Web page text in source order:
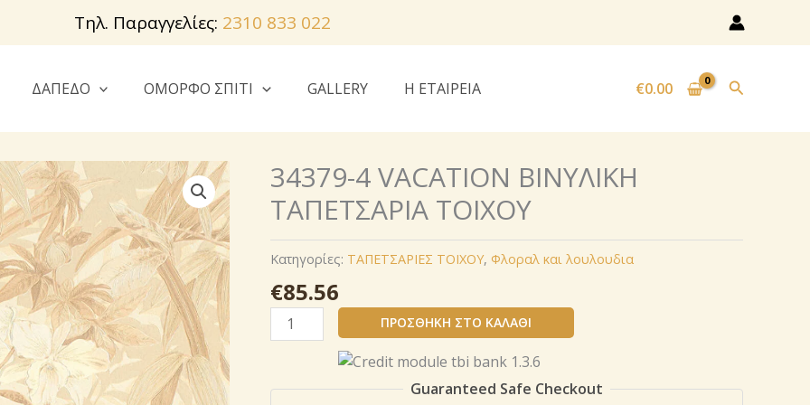
Τηλ. Παραγγελίες: 2310 833 022
ΔΑΠΕΔΟ ΟΜΟΡΦΟ ΣΠΙΤΙ GALLERY Η ΕΤΑΙΡΕΙΑ €0.00
34379-4 VACATION ΒΙΝΥΛΙΚΗ
ΤΑΠΕΤΣΑΡΙΑ ΤΟΙΧΟΥ
Κατηγορίες: ΤΑΠΕΤΣΑΡΙΕΣ ΤΟΙΧΟΥ, Φλοραλ και λουλουδια
€85.56
34379-
4
VACATION
ΒΙΝΥΛΙΚΗ
ΠΡΟΣΘΉΚΗ ΣΤΟ ΚΑΛΆΘΙ
Guaranteed Safe Checkout